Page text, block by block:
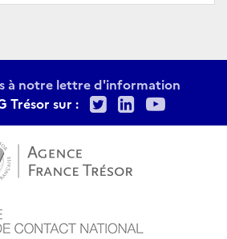
à notre lettre d'information
Trésor sur :
TwitterLinkedIn